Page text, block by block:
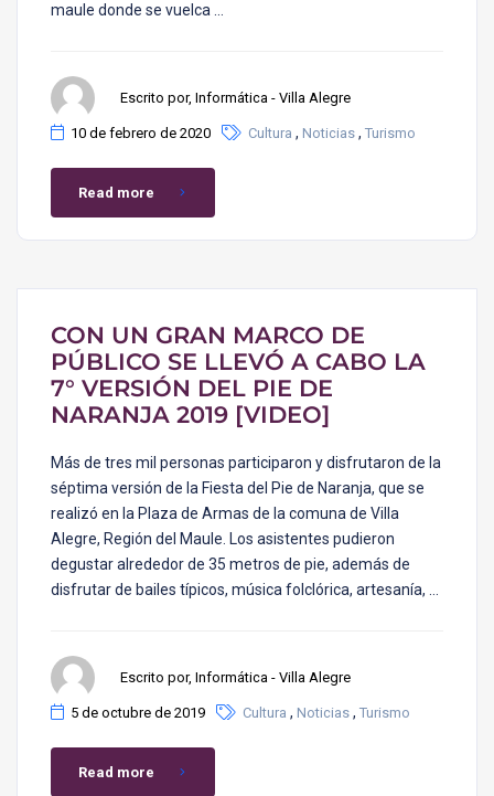
maule donde se vuelca …
Escrito por, Informática - Villa Alegre
10 de febrero de 2020 Cultura , Noticias , Turismo
Read more
CON UN GRAN MARCO DE
PÚBLICO SE LLEVÓ A CABO LA
7° VERSIÓN DEL PIE DE
NARANJA 2019 [VIDEO]
Más de tres mil personas participaron y disfrutaron de la
séptima versión de la Fiesta del Pie de Naranja, que se
realizó en la Plaza de Armas de la comuna de Villa
Alegre, Región del Maule. Los asistentes pudieron
degustar alrededor de 35 metros de pie, además de
disfrutar de bailes típicos, música folclórica, artesanía, …
Escrito por, Informática - Villa Alegre
5 de octubre de 2019 Cultura , Noticias , Turismo
Read more